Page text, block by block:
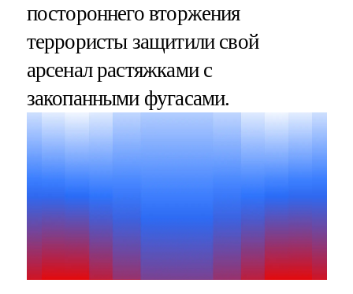
постороннего вторжения
террористы защитили свой
арсенал растяжками с
закопанными фугасами.